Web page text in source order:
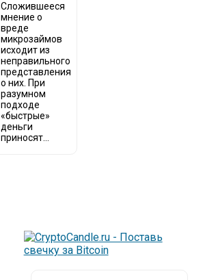
Сложившееся
мнение о
вреде
микрозаймов
исходит из
неправильного
представления
о них. При
разумном
подходе
«быстрые»
деньги
приносят...